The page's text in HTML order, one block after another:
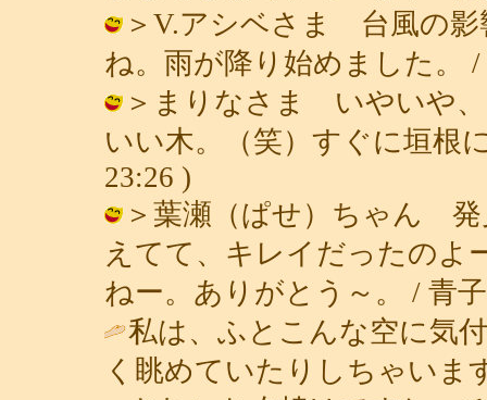
＞V.アシベさま 台風の影
ね。雨が降り始めました。 /
＞まりなさま いやいや
いい木。（笑）すぐに垣根
23:26 )
＞葉瀬（ぱせ）ちゃん 発
えてて、キレイだったのよ
ねー。ありがとう～。 / 青
私は、ふとこんな空に気
く眺めていたりしちゃいま